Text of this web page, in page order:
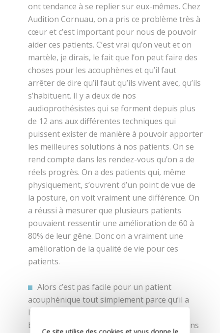
ont tendance à se replier sur eux-mêmes. Chez
Audition Cornuau, on a pris ce problème très à
cœur et c’est important pour nous de pouvoir
aider ces patients. C’est vrai qu’on veut et on
martèle, je dirais, le fait que l’on peut faire des
choses pour les acouphènes et qu’il faut
arrêter de dire qu’il faut qu’ils vivent avec, qu’ils
s’habituent. Il y a deux de nos
audioprothésistes qui se forment depuis plus
de 12 ans aux différentes techniques qui
puissent exister de manière à pouvoir apporter
les meilleures solutions à nos patients. On se
rend compte dans les rendez-vous qu’on a de
réels progrès. On a des patients qui, même
physiquement, s’ouvrent d’un point de vue de
la posture, on voit vraiment une différence. On
a réussi à mesurer que plusieurs patients
pouvaient ressentir une amélioration de 60 à
80% de leur gêne. Donc on a vraiment une
amélioration de la qualité de vie pour ces
patients.
Alors c’est pas facile pour un patient
acouphénique tout simplement parce qu’il a
l’impression qu’il n’y a que lui qui entend ce
bruit. Donc il ne faut pas lui dire que c’est dans